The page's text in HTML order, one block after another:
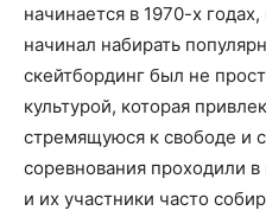
начинается в 1970-х
начинал набирать
скейтбординг был не
культурой, которая
стремящуюся к свободе и
соревнования проходили
и их участники часто